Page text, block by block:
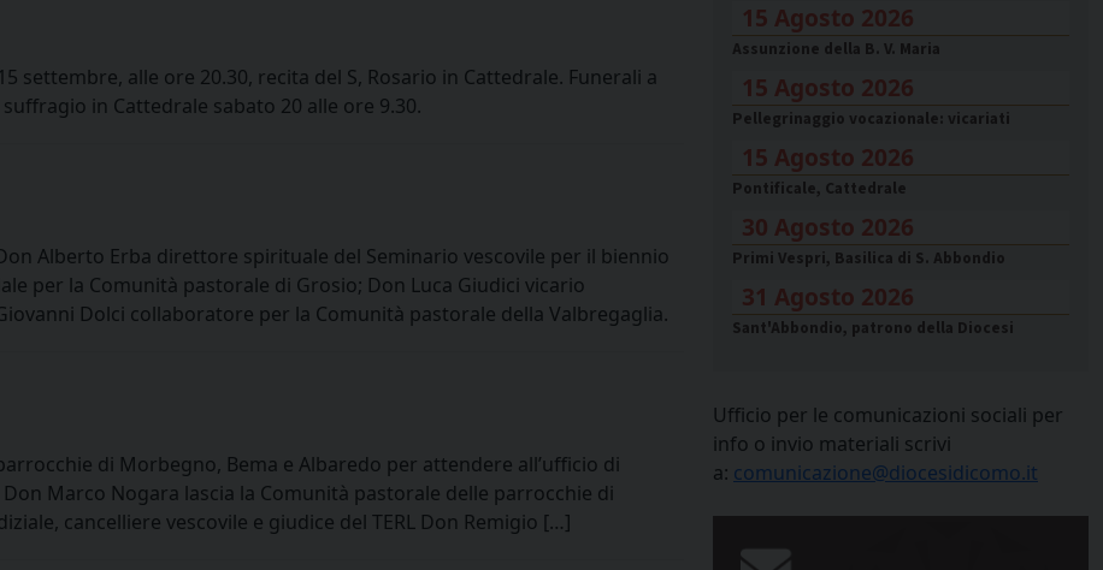
settembre, alle ore 20.30, recita del S, Rosario in Cattedrale. Funerali a
in Cattedrale sabato 20 alle ore 9.30.
Alberto Erba direttore spirituale del Seminario vescovile per il biennio
per la Comunità pastorale di Grosio; Don Luca Giudici vicario
Dolci collaboratore per la Comunità pastorale della Valbregaglia.
di Morbegno, Bema e Albaredo per attendere all’ufficio di
Marco Nogara lascia la Comunità pastorale delle parrocchie di
cancelliere vescovile e giudice del TERL Don Remigio […]
15 Agosto 2026
Assunzione della B. V. Maria
15 Agosto 2026
Pellegrinaggio vocazionale: vicariati
15 Agosto 2026
Pontificale, Cattedrale
30 Agosto 2026
Primi Vespri, Basilica di S. Abbondio
31 Agosto 2026
Sant'Abbondio, patrono della Diocesi
Ufficio per le comunicazioni sociali per
info o invio materiali scrivi
a: comunicazione@diocesidicomo.it